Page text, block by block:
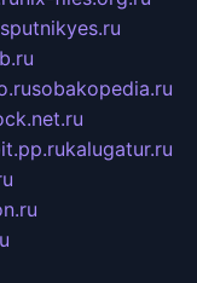
sputnikyes.ru
sobakopedia.ru
kalugatur.ru